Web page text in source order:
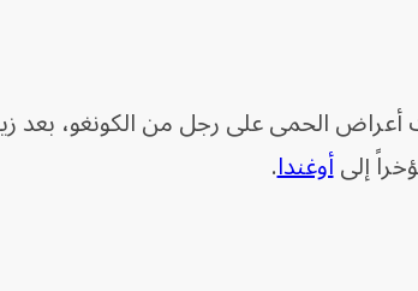
الحمى على رجل من الكونغو، بعد
إلىأوغندا.